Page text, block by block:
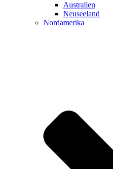
Australien
Neuseeland
Nordamerika